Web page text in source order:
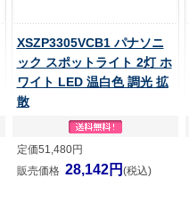
XSZP3305VCB1 パナソニ
ック スポットライト 2灯 ホ
ワイト LED 温白色 調光 拡
散
定価51,480円
販売価格 28,142円 (税込)